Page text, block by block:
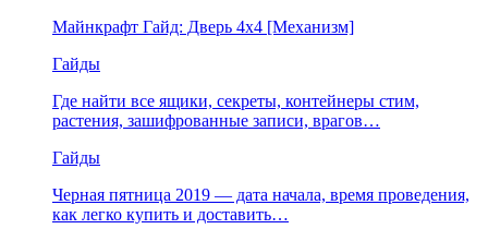
Майнкрафт Гайд: Дверь 4х4 [Механизм]
Гайды
Где найти все ящики, секреты, контейнеры стим,
растения, зашифрованные записи, врагов…
Гайды
Черная пятница 2019 — дата начала, время проведения,
как легко купить и доставить…